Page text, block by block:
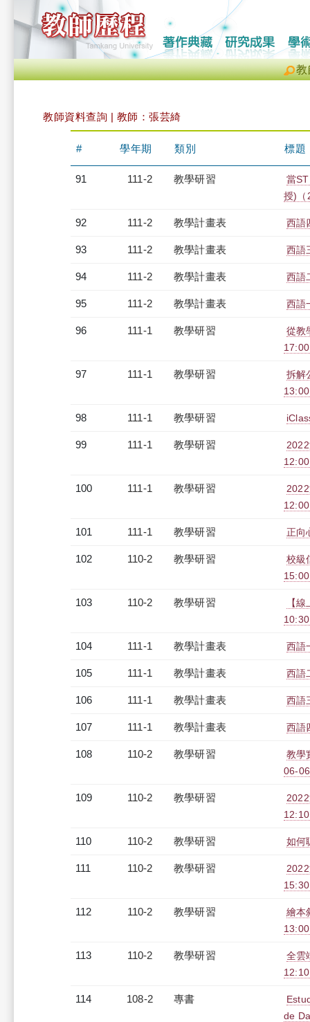
教
教師資料查詢 | 教師：張芸綺
# 學年期 類別 標題
91 111-2 教學研習
當
授)（
92 111-2 教學計畫表 西語
93 111-2 教學計畫表 西語
94 111-2 教學計畫表 西語
95 111-2 教學計畫表 西語
96 111-1 教學研習
從教
97 111-1 教學研習
拆解
98 111-1 教學研習
99 111-1 教學研習
100 111-1 教學研習
101 111-1 教學研習 正向
102 110-2 教學研習
校級
103 110-2 教學研習
【
104 111-1 教學計畫表 西語
105 111-1 教學計畫表 西語
106 111-1 教學計畫表 西語
107 111-1 教學計畫表 西語
108 110-2 教學研習
教學
06-
109 110-2 教學研習
110 110-2 教學研習 如何
111 110-2 教學研習
112 110-2 教學研習
繪本
113 110-2 教學研習
全雲
114 108-2 專書
de